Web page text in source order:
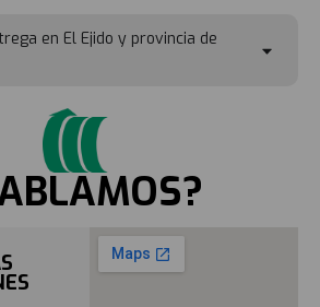
en El Ejido y provincia de